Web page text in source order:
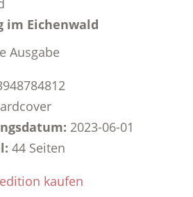
im Eichenwald
Ausgabe
2023-06-01
44 Seiten
kaufen